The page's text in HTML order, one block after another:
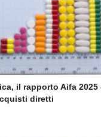
il rapporto Aifa
diretti